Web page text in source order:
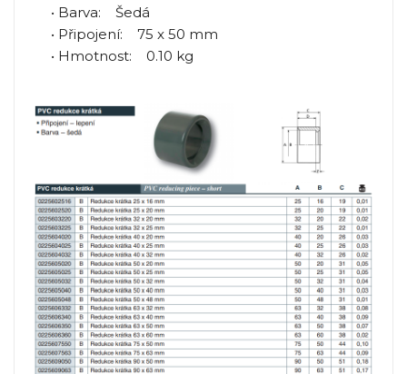
• Barva: Šedá
• Připojení: 75 x 50 mm
• Hmotnost: 0.10 kg